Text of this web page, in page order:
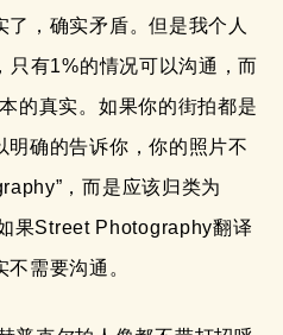
，确实矛盾。但是我个人
只有1%的情况可以沟通，而
的真实。如果你的街拍都是
明确的告诉你，你的照片不
，而是应该归类为
果Street Photography翻译
需要沟通。